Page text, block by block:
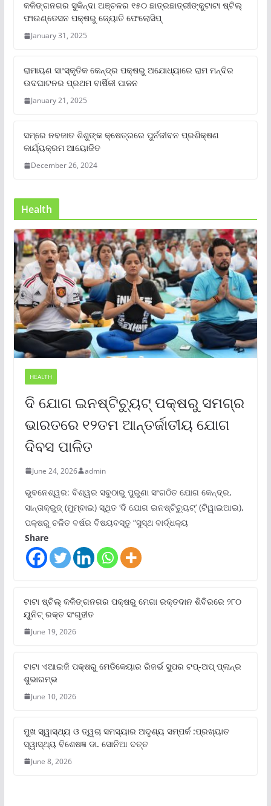
କଳିଙ୍ଗନଗର ସୁକିନ୍ଦା ଅଞ୍ଚଳର ୧୫୦ ଛାତ୍ରଛାତ୍ରୀଙ୍କୁଟାଟା ଷ୍ଟିଲ୍
ଫାଉଣ୍ଡେସନ ପକ୍ଷରୁ ଜ୍ୟୋତି ଫେଲୋସିପ୍‌
January 31, 2025
ରାମାୟଣ ସାଂସ୍କୃତିକ କେନ୍ଦ୍ର ପକ୍ଷରୁ ଅଯୋଧ୍ୟାରେ ରାମ ମନ୍ଦିର
ଉଦଘାଟନର ପ୍ରଥମ ବାର୍ଷିକୀ ପାଳନ
January 21, 2025
ସମ୍‌ରେ ନବଜାତ ଶିଶୁଙ୍କ କ୍ଷେତ୍ରରେ ପୁର୍ନଜୀବନ ପ୍ରଶିକ୍ଷଣ
କାର୍ଯ୍ୟକ୍ରମ ଆୟୋଜିତ
December 26, 2024
Health
HEALTH
ଦି ଯୋଗ ଇନଷ୍ଟିଚ୍ୟୁଟ୍ ପକ୍ଷରୁ ସମଗ୍ର
ଭାରତରେ ୧୨ତମ ଆନ୍ତର୍ଜାତୀୟ ଯୋଗ
ଦିବସ ପାଳିତ
June 24, 2026 admin
ଭୁବନେଶ୍ୱର: ବିଶ୍ୱର ସବୁଠାରୁ ପୁରୁଣା ସଂଗଠିତ ଯୋଗ କେନ୍ଦ୍ର,
ସାନ୍ତାକ୍ରୁଜ୍ (ମୁମ୍ବାଇ) ସ୍ଥିତ ‘ଦି ଯୋଗ ଇନଷ୍ଟିଚ୍ୟୁଟ୍‌’ (ଟିୱାଇଆଇ),
ପକ୍ଷରୁ ଚଳିତ ବର୍ଷର ବିଷୟବସ୍ତୁ “ସୁସ୍ଥ ବାର୍ଦ୍ଧକ୍ୟ
Share
ଟାଟା ଷ୍ଟିଲ୍‌ କଳିଙ୍ଗନଗର ପକ୍ଷରୁ ମେଗା ରକ୍ତଦାନ ଶିବିରରେ ୨୮୦
ୟୁନିଟ୍‌ ରକ୍ତ ସଂଗୃହୀତ
June 19, 2026
ଟାଟା ଏଆଇଜି ପକ୍ଷରୁ ମେଡିକେୟାର ରିଜର୍ଭ ସୁପର ଟପ୍‌-ଅପ୍ ପ୍ଲାନ୍‌ର
ଶୁଭାରମ୍ଭ
June 10, 2026
ମୁଖ ସ୍ୱାସ୍ଥ୍ୟ ଓ ତ୍ୱଚା ସମସ୍ୟାର ଅଦୃଶ୍ୟ ସମ୍ପର୍କ :ପ୍ରଖ୍ୟାତ
ସ୍ୱାସ୍ଥ୍ୟ ବିଶେଷଜ୍ଞ ଡା. ସୋନିଆ ଦତ୍ତ
June 8, 2026